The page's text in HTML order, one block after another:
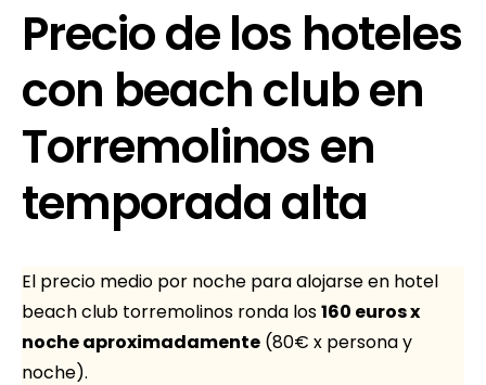
Precio de los hoteles
con beach club en
Torremolinos en
temporada alta
El precio medio por noche para alojarse en hotel
beach club torremolinos ronda los160 euros x
noche aproximadamente (80€ x persona y
noche).